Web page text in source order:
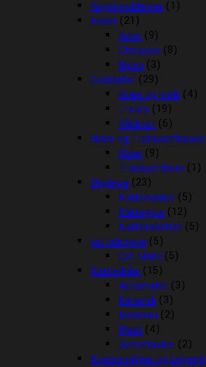
Angstproblemer (1)
Foder (21)
Arion (9)
Chicopee (8)
Mush (3)
Godbidder (29)
Græs og malt (4)
Treats (19)
Vådkost (6)
Huler og Transportkasser
Huler (9)
Transportbure (1)
Hygiejne (23)
Kattebakker (5)
Kattegrus (12)
Kattetoiletter (5)
kattelemme (5)
Cat Mate (5)
Katteskåle (15)
Automater (3)
Keramik (3)
Melamin (2)
Plast (4)
Sutteflasker (2)
Kradsemiljøer og Legetøj